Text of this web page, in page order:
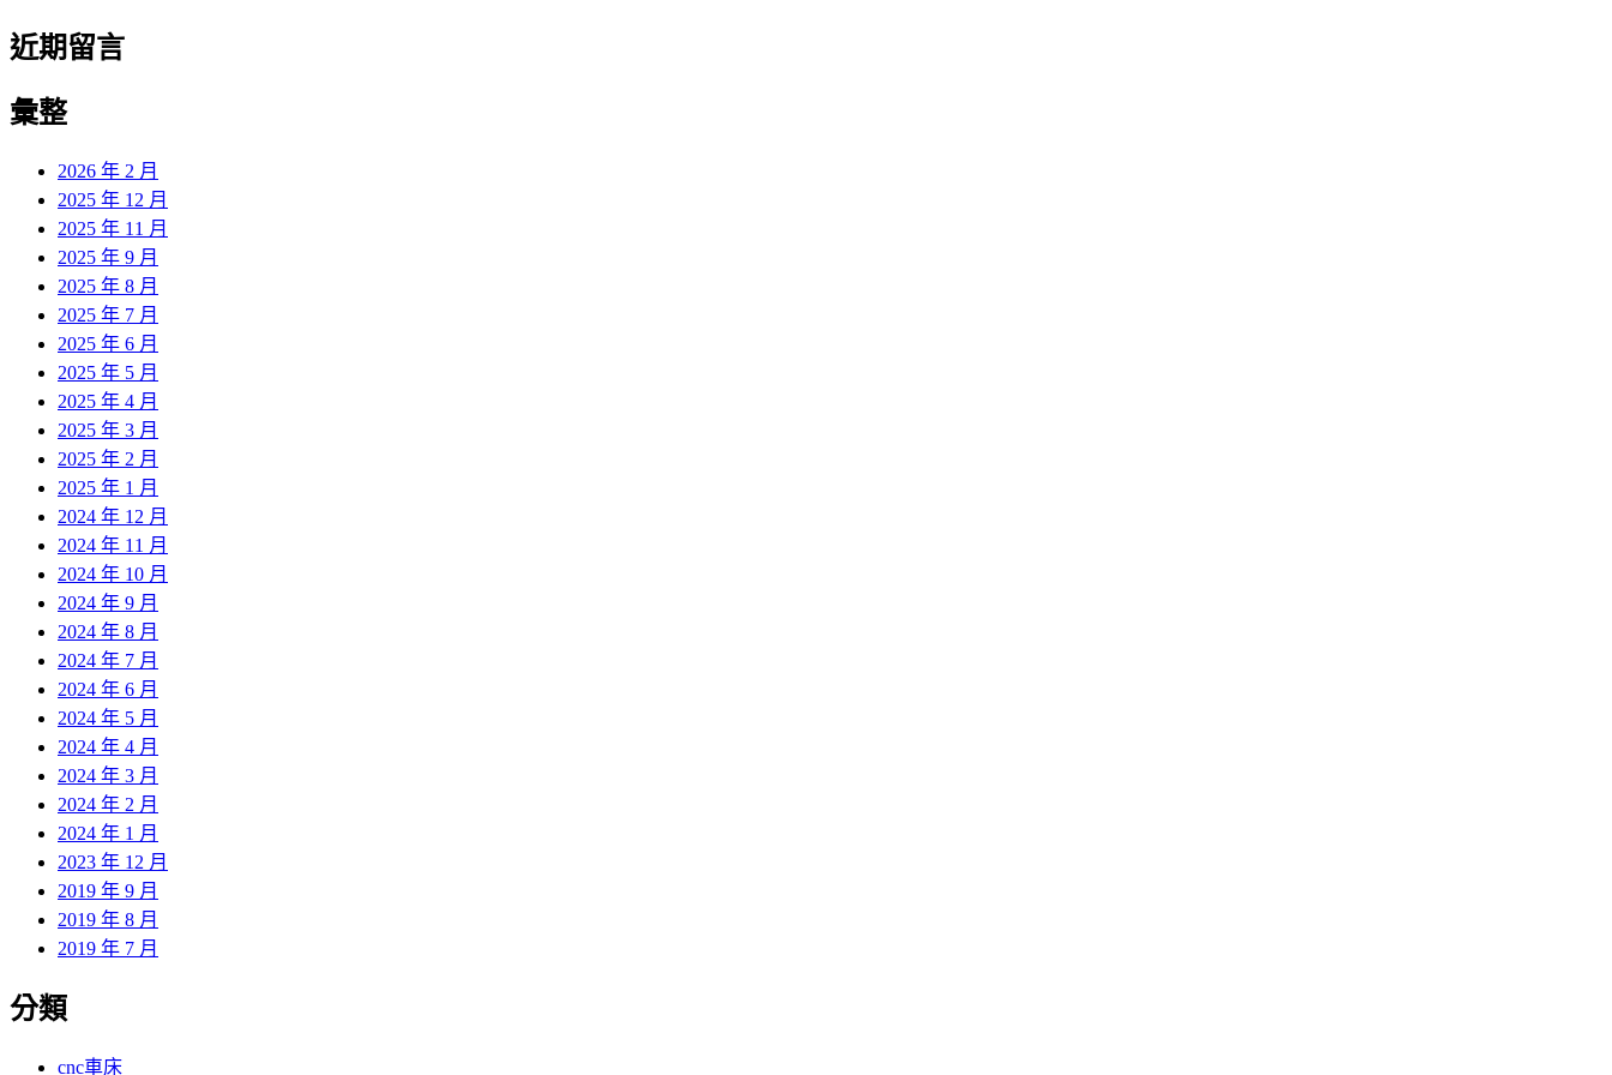
近期留言
彙整
2026 年 2 月
2025 年 12 月
2025 年 11 月
2025 年 9 月
2025 年 8 月
2025 年 7 月
2025 年 6 月
2025 年 5 月
2025 年 4 月
2025 年 3 月
2025 年 2 月
2025 年 1 月
2024 年 12 月
2024 年 11 月
2024 年 10 月
2024 年 9 月
2024 年 8 月
2024 年 7 月
2024 年 6 月
2024 年 5 月
2024 年 4 月
2024 年 3 月
2024 年 2 月
2024 年 1 月
2023 年 12 月
2019 年 9 月
2019 年 8 月
2019 年 7 月
分類
cnc車床